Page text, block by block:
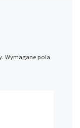
Wymagane pola